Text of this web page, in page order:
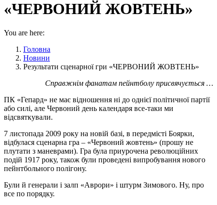
«ЧЕРВОНИЙ ЖОВТЕНЬ»
You are here:
Головна
Новини
Результати сценарної гри «ЧЕРВОНИЙ ЖОВТЕНЬ»
Справжнім фанатам пейнтболу присвячується …
ПК «Гепард» не має відношення ні до однієї політичної партії
або силі, але Червоний день календаря все-таки ми
відсвяткували.
7 листопада 2009 року на новій базі, в передмісті Боярки,
відбулася сценарна гра – «Червоний жовтень» (прошу не
плутати з маневрами). Гра була приурочена революційних
подій 1917 року, також були проведені випробування нового
пейнтбольного полігону.
Були й генерали і залп «Аврори» і штурм Зимового. Ну, про
все по порядку.